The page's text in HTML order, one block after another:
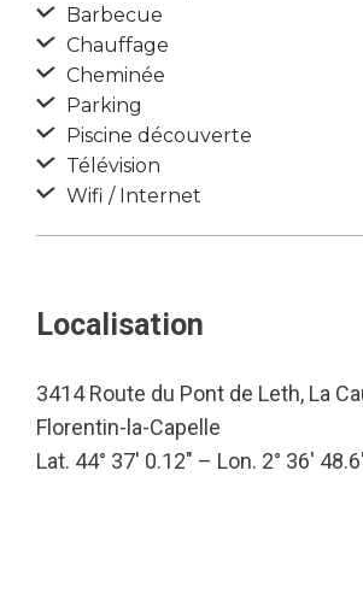
Barbecue
Chauffage
Cheminée
Parking
Piscine découverte
Télévision
Wifi / Internet
Localisation
3414 Route du Pont de Leth, La
Florentin-la-Capelle
Lat. 44° 37′ 0.12″ – Lon. 2° 36′